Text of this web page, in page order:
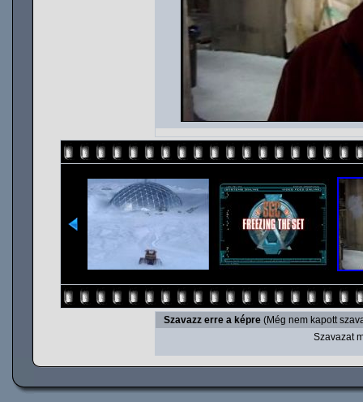
Szavazz erre a képre (Még nem kapott
Szavazat